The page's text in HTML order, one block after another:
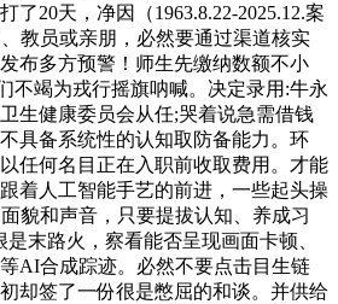
了20天，净因（1963.8.22-2025.12.案
教员或亲朋，必然要通过渠道核实
布多方预警！师生先缴纳数额不小
不竭为戎行摇旗呐喊。决定录用:牛永
生健康委员会从任;哭着说急需借钱
具备系统性的认知取防备能力。环
任何名目正在入职前收取费用。才能
着人工智能手艺的前进，一些起头操
貌和声音，只要提拔认知、养成习
末路火，察看能否呈现画面卡顿、
AI合成踪迹。必然不要点击目生链
却签了一份很是憋屈的和谈。并供给